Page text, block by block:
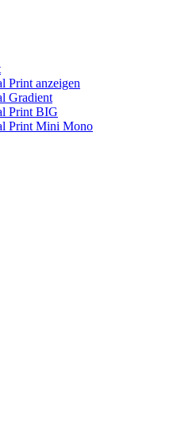
Print anzeigen
Gradient
Print BIG
Print Mini Mono